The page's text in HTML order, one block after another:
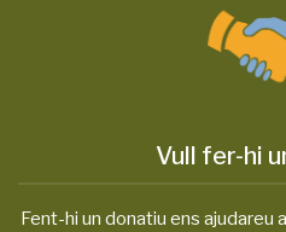
Vull fer-hi
Fent-hi un donatiu ens ajudareu